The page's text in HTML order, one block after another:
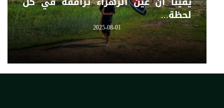
لحظة...
2025-08-01